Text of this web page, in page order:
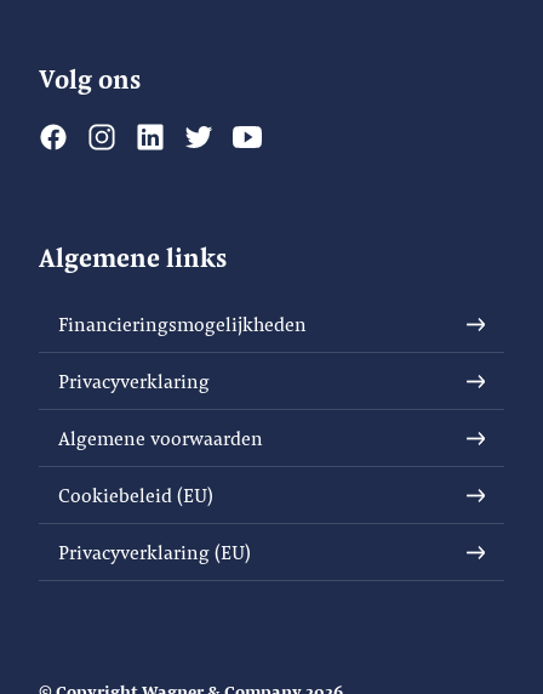
Volg ons
Algemene links
Financieringsmogelijkheden
Privacyverklaring
Algemene voorwaarden
Cookiebeleid (EU)
Privacyverklaring (EU)